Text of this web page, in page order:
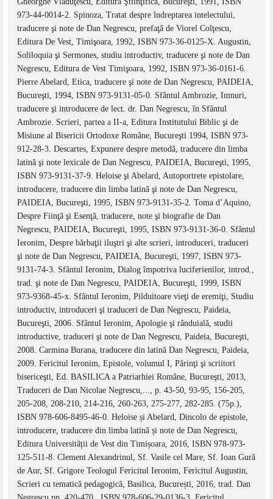
973-44-0014-2. Spinoza, Tratat despre îndreptarea intelectului,
traducere şi note de Dan Negrescu, prefaţă de Viorel Colţescu,
Editura De Vest, Timişoara, 1992, ISBN 973-36-0125-X. Augustin,
Soliloquia şi Sermones, studiu introductiv, traducere şi note de Dan
Negrescu, Editura de Vest Timişoara, 1992, ISBN 973-36-0161-6.
Pierre Abelard, Etica, traducere şi note de Dan Negrescu, PAIDEIA,
Bucureşti, 1994, ISBN 973-9131-05-0. Sfântul Ambrozie, Imnuri,
traducere şi introducere de lect. dr. Dan Negrescu, în Sfântul
Ambrozie. Scrieri, partea a II-a, Editura Institutului Biblic şi de
Misiune al Bisericii Ortodoxe Române, Bucureşti 1994, ISBN 973-
912-28-3. Descartes, Expunere despre metodă, traducere din limba
latină şi note lexicale de Dan Negrescu, PAIDEIA, Bucureşti, 1995,
ISBN 973-9131-37-9. Heloise şi Abelard, Autoportrete epistolare,
introducere, traducere din limba latină şi note de Dan Negrescu,
PAIDEIA, Bucureşti, 1995, ISBN 973-9131-35-2. Toma d’Aquino,
Despre Fiinţă şi Esenţă, traducere, note şi biografie de Dan
Negrescu, PAIDEIA, Bucureşti, 1995, ISBN 973-9131-36-0. Sfântul
Ieronim, Despre bărbaţii iluştri şi alte scrieri, introduceri, traduceri
şi note de Dan Negrescu, PAIDEIA, Bucureşti, 1997, ISBN 973-
9131-74-3. Sfântul Ieronim, Dialog împotriva luciferienilor, introd.,
trad. şi note de Dan Negrescu, PAIDEIA, Bucureşti, 1999, ISBN
973-9368-45-x. Sfântul Ieronim, Pilduitoare vieţi de eremiţi, Studiu
introductiv, introduceri şi traduceri de Dan Negrescu, Paideia,
Bucureşti, 2006. Sfântul Ieronim, Apologie şi rânduială, studii
introductive, traduceri şi note de Dan Negrescu, Paideia, Bucureşti,
2008. Carmina Burana, traducere din latină Dan Negrescu, Paideia,
2009. Fericitul Ieronim, Epistole, volumul I, Părinţi şi scriitori
bisericeşti, Ed. BASILICA a Patriarhiei Române, Bucureşti, 2013,
Traduceri de Dan Nicolae Negrescu,..., p. 43-50, 93-95, 156-205,
205-208, 208-210, 214-216, 260-263, 275-277, 282-285. (75p.),
ISBN 978-606-8495-46-0. Heloise și Abelard, Dincolo de epistole,
introducere, traducere din limba latină și note de Dan Negrescu,
Editura Universității de Vest din Timișoara, 2016, ISBN 978-973-
125-511-8. Clement Alexandrinul, Sf. Vasile cel Mare, Sf. Ioan Gură
de Aur, Sf. Grigore Teologul Fericitul Ieronim, Fericitul Augustin,
Scrieri cu tematică pedagogică, Basilica, București, 2016, trad. Dan